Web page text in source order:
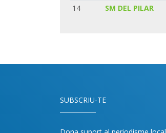
14
SM DEL PILAR
SUBSCRIU-TE